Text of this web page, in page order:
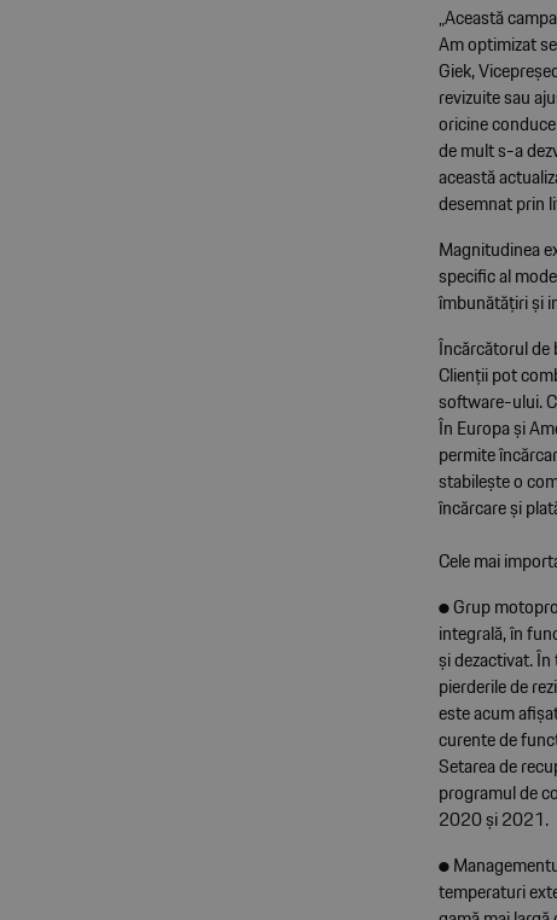
„Această
Am optimizat
Giek,
revizuite sau
oricine
de mult s-a
această
desemnat prin
Magnitudinea
specific al
îmbunătățiri și
Încărcătorul de
Clienții pot
software-ului.
În Europa și
permite
stabilește o
încărcare și
Cele mai
● Grup
integrală, în
și dezactivat.
pierderile de
este acum
curente de
Setarea de
programul de
2020 și 2021.
●
temperaturi